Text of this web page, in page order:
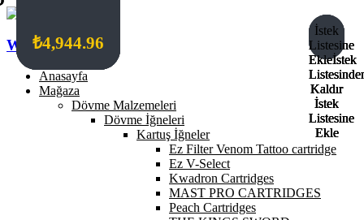
Wildcat Turkey
Anasayfa
Mağaza
Dövme Malzemeleri
Dövme İğneleri
Kartuş İğneler
Ez Filter Venom Tattoo cartridge
Ez V-Select
Kwadron Cartridges
MAST PRO CARTRIDGES
Peach Cartridges
₺9,065.76
İstek
Listesine
Ekleİstek
Kaldır
İstek
Listesine
Ekle
₺7,692.16
İstek
Listesine
Ekleİstek
Kaldır
İstek
Listesine
Ekle
₺6,043.84
İstek
Listesine
Ekleİstek
Kaldır
İstek
Listesine
Ekle
₺4,944.96
İstek
Listesine
Ekleİstek
Kaldır
İstek
Listesine
Ekle